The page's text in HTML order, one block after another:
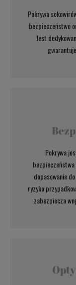
Pokrywa
bezpieczeństwo
Jest
Pokrywa
dopasowanie
ryzyko
zabezpiecza